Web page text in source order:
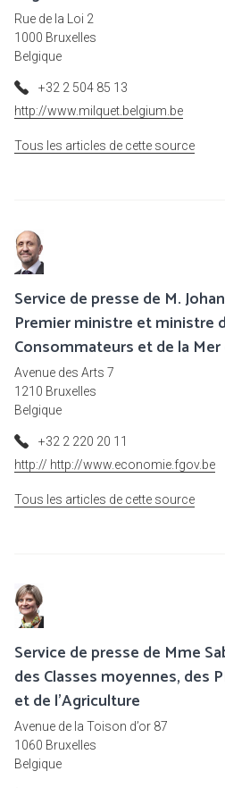
Rue de la Loi 2
1000 Bruxelles
Belgique
+32 2 504 85 13
http://www.milquet.belgium.be
Tous les articles de cette source
Service de presse de M.
Premier ministre et ministre
Consommateurs et de la
Avenue des Arts 7
1210 Bruxelles
Belgique
+32 2 220 20 11
http:// http://www.economie.fgov.be
Tous les articles de cette source
Service de presse de Mme
des Classes moyennes, des
et de l'Agriculture
Avenue de la Toison d’or 87
1060 Bruxelles
Belgique